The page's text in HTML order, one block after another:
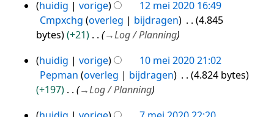
t
n
g
s
a
m
e
r
i
n
g
s
s
a
12
mei
2020
huidig vorige
12 mei 2020 16:49
Cmpxchg overleg bijdragen
4.845
bytes
+21 →Log / Planning
10
mei
2020
huidig vorige
10 mei 2020 21:02
Pepman overleg bijdragen
4.824 bytes
+197
→Log / Planning